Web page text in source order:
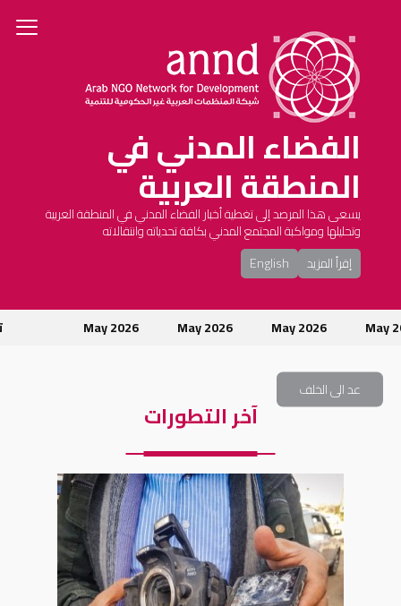
الفضاء المدني في
المنطقة العربية
يسعى هذا المرصد إلى تغطية أخبار الفضاء المدني في المنطقة العربية
وتحليلها ومواكبة المجتمع المدني بكافة تحدياته وانتقالاته
إقرأ المزيد
English
May 2026 May 2026 May 2026 May
آخر التطورات
عد الى الخلف